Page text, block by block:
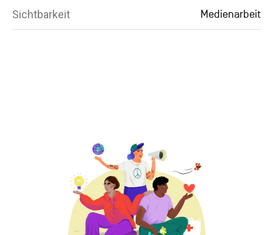
Sichtbarkeit Medienarbeit